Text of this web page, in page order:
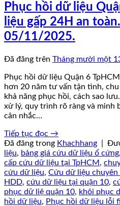
Phục hồi dữ liệu
liệu gấp 24H an
05/11/2025.
Đã đăng trên Tháng mười một
Phục hồi dữ liệu Quận 6
hơn 20 năm tư vấn tận tình,
khả năng phục hồi, cách sao
xử lý, quy trình rõ ràng và minh
cân nhắc…
Tiếp tục đọc →
Đã đăng trong Khachhang
liệu, bảng giá cứu dữ liệu ổ cứng,
cấp cứu dữ liệu tại TpHCM ,
cứu dữ liệu, Cứu dữ liệu chuyên
HDD, cứu dữ liệu tại quận 10,
phục dữ liệ quận 10, khôi phục
hồi dữ liệu, Phục hồi dữ liệu lỗi